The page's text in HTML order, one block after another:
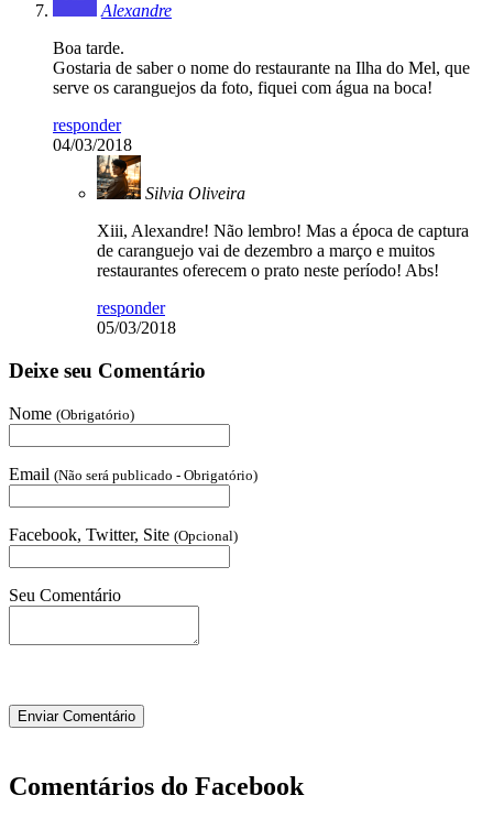
Alexandre
Boa tarde.
Gostaria de saber o nome do restaurante na Ilha do Mel, que
serve os caranguejos da foto, fiquei com água na boca!
responder
04/03/2018
Silvia Oliveira
Xiii, Alexandre! Não lembro! Mas a época de captura
de caranguejo vai de dezembro a março e muitos
restaurantes oferecem o prato neste período! Abs!
responder
05/03/2018
Deixe seu Comentário
Nome (Obrigatório)
Email (Não será publicado - Obrigatório)
Facebook, Twitter, Site (Opcional)
Seu Comentário
Comentários do Facebook